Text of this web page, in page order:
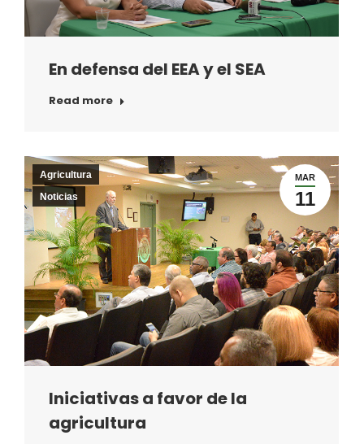
En defensa del EEA y el SEA
Read more
MAR
11
Agricultura
Noticias
Iniciativas a favor de la
agricultura